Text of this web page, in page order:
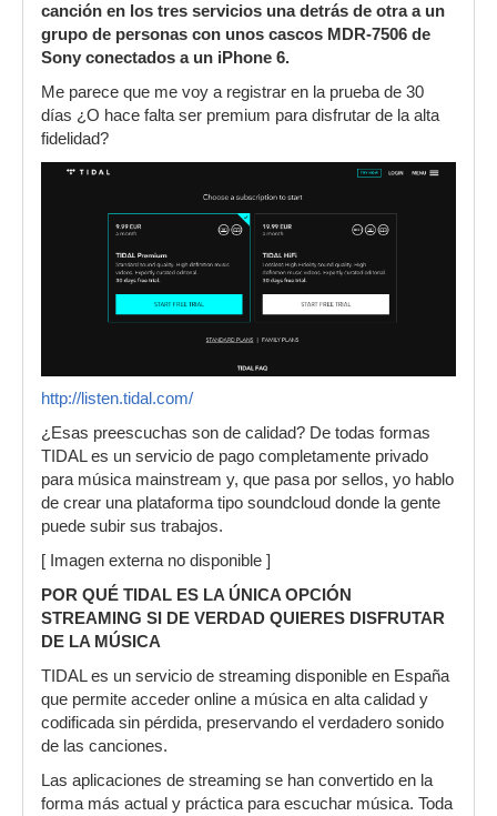
canción en los tres servicios una detrás de otra a un
grupo de personas con unos cascos MDR-7506 de
Sony conectados a un iPhone 6.
Me parece que me voy a registrar en la prueba de 30
días ¿O hace falta ser premium para disfrutar de la alta
fidelidad?
http://listen.tidal.com/
¿Esas preescuchas son de calidad? De todas formas
TIDAL es un servicio de pago completamente privado
para música mainstream y, que pasa por sellos, yo hablo
de crear una plataforma tipo soundcloud donde la gente
puede subir sus trabajos.
[ Imagen externa no disponible ]
POR QUÉ TIDAL ES LA ÚNICA OPCIÓN
STREAMING SI DE VERDAD QUIERES DISFRUTAR
DE LA MÚSICA
TIDAL es un servicio de streaming disponible en España
que permite acceder online a música en alta calidad y
codificada sin pérdida, preservando el verdadero sonido
de las canciones.
Las aplicaciones de streaming se han convertido en la
forma más actual y práctica para escuchar música. Toda